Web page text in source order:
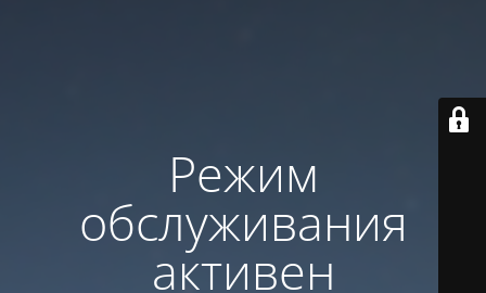
Режим
обслуживания
активен